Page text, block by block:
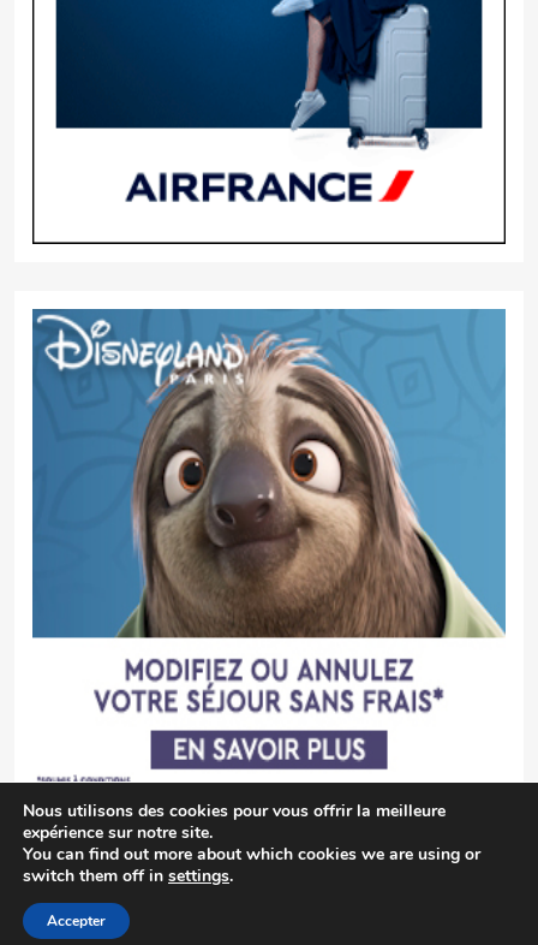
LocalNews - Modern WordPress Theme. All Rights Reserved 2026.. Free
Nous utilisons des cookies pour vous offrir la meilleure
expérience sur notre site.
You can find out more about which cookies we are using or
switch them off in settings.
Accepter